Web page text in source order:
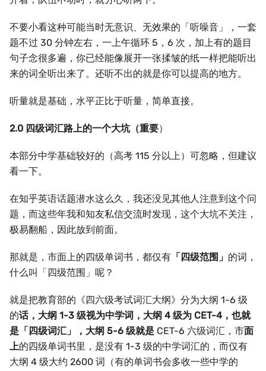
不要小看这种可能当时无意识、无效果的「听噪音」，一套
题不过 30 分钟左右，一上午循环 5，6 次，加上有的题目
句子念很多遍，你已经能像展开一张揉皱的纸一样把能听出
来的词全听出来了。还听不出的就是你可以提高的地方。
听量就是基础，水平正比于听量，简单直接。
2.0 四级词汇路上的一个大坑（重要）
本部分中学基础较好的（高考 115 分以上）可忽略，但建议
看一下。
在知乎英语话题潜水这么久，我还没见其他人注意到这个问
题，而这些年我和知友私信交流时发现，这个大坑不关注，
极易翻船，因此放到前面。
那就是，市面上的四级单词书，都仅有 「四级范围」 的词，
什么叫「四级范围」呢？
就是把教育部的《四六级考试词汇大纲》分为大纲 1-6 级
的话，大纲 1-3 级视为中学词，大纲 4 级为 CET-4，也就
是「四级词汇」，大纲 5-6 级就是 CET-6 六级词汇，市面
上的四级单词书里，是没有 1-3 级的中学词汇的，而仅有
大纲 4 级大约 2600 词（有的单词书会多收一些中学的